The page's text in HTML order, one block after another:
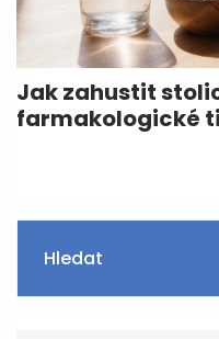
Jak zahustit
farmakologické
Hledat